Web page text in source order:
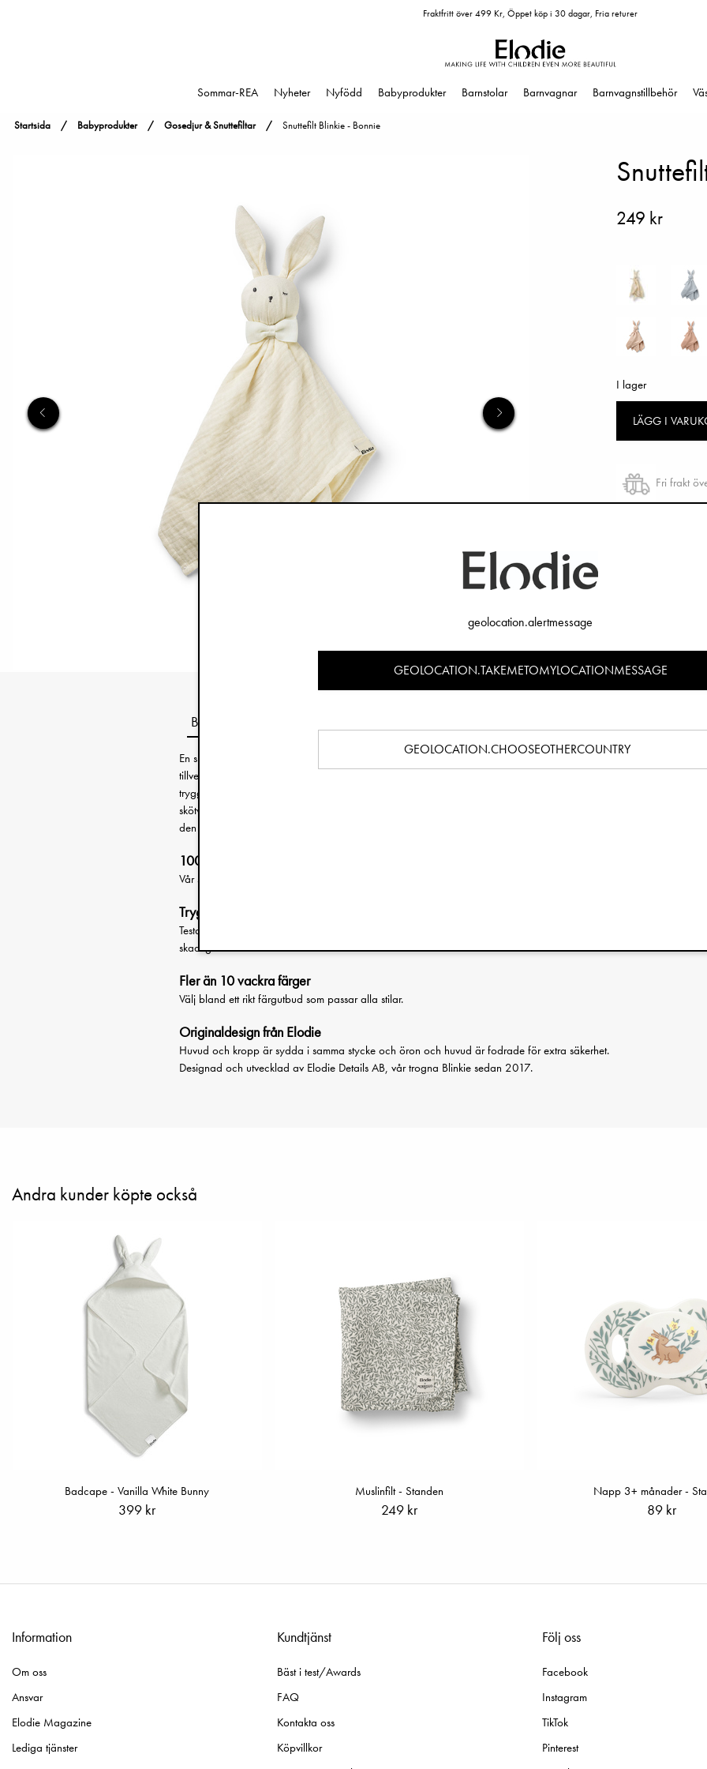
Fraktfritt över 499 Kr, Öppet köp i 30 dagar, Fria returer
Sommar-REA Nyheter Nyfödd Babyprodukter Barnstolar Barnvagnar Barnvagnstillbehör
Startsida Babyprodukter Gosedjur & Snuttefiltar Snuttefilt Blinkie - Bonnie
249 kr
I lager
LÄGG I
Fri frakt
Beskrivning
En supermjuk snuttefilt och gosedjurskompis i ett, perfekt från nyfödd och uppåt. Snuttefilten Blinkie är
tillverkad i tunn, flerskiktad muslin i 100% bomull som bara blir mjukare för varje användning. En
trygg, kramgo följeslagare för vila, tröst, lek och mys. Lagom i storlek för att följa med i vagnen, i
skötväskan, förskolan eller i sängen. Blinkande Blinkie trivs överallt och blir bara mjukare för varje kram
den får – precis som vi alla.
100% mjuk ekologisk bomull
Vår snuttefilt är gjord i finaste muslinväv som bara blir mjukare för varje användning.
Trygg och säker
Testad och godkänd enligt den europeiska säkerhetsstandard EN-71. Alla material är fria från
skadliga kemikalier.
Fler än 10 vackra färger
Välj bland ett rikt färgutbud som passar alla stilar.
Originaldesign från Elodie
Huvud och kropp är sydda i samma stycke och öron och huvud är fodrade för extra säkerhet.
Designad och utvecklad av Elodie Details AB, vår trogna Blinkie sedan 2017.
Andra kunder köpte också
Badcape - Vanilla White Bunny
399 kr
Muslinfilt - Standen
249 kr
Napp 3+ månader -
89 kr
Information
Om oss
Ansvar
Elodie Magazine
Lediga tjänster
Kundtjänst
Bäst i test/Awards
FAQ
Kontakta oss
Köpvillkor
Följ oss
Facebook
Instagram
TikTok
Pinterest
geolocation.alertmessage
GEOLOCATION.TAKEMETOMYLOCATIONMESSAGE
GEOLOCATION.CHOOSEOTHERCOUNTRY